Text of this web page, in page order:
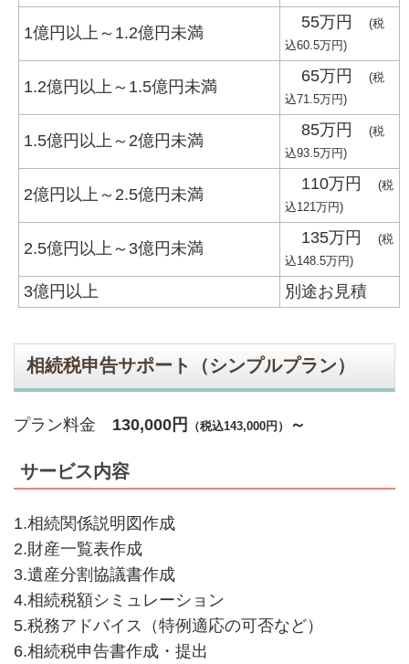
1億円以上～1.2億円未満
55万円
(税
込60.5万円)
1.2億円以上～1.5億円未満
65万円
(税
込71.5万円)
1.5億円以上～2億円未満
85万円
(税
込93.5万円)
2億円以上～2.5億円未満
110万円
(税
込121万円)
2.5億円以上～3億円未満
135万円
(税
込148.5万円)
3億円以上 別途お見積
相続税申告サポート（シンプルプラン）
プラン料金 130,000円 （税込143,000円） ～
サービス内容
1.相続関係説明図作成
2.財産一覧表作成
3.遺産分割協議書作成
4.相続税額シミュレーション
5.税務アドバイス（特例適応の可否など）
6.相続税申告書作成・提出